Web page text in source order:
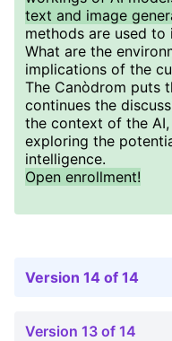
text and image
methods are used
What are the
implications of the
The Canòdrom puts
continues the
the context of the
exploring the
intelligence.
Open enrollment!
Version 14 of 14
Version 13 of 14